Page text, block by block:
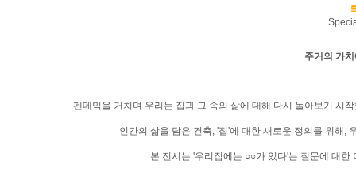
주거의 가
펜데믹을 거치며 우리는 집과 그 속의 삶에 대해 다시 돌아보기 시
인간의 삶을 담은 건축, '집'에 대한 새로운 정의를 위해,
본 전시는 '우리집에는 ○○가 있다'는 질문에 대